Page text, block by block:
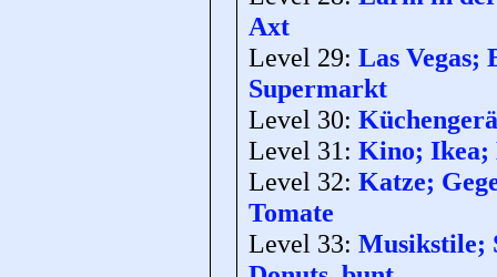
Axt
Level 29: Las Vegas;
Supermarkt
Level 30:
Level 31: Kino; Ikea;
Level 32: Katze;
Tomate
Level 33: Musikstile;